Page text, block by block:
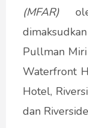
(MFAR)
Pullman
Waterfront
Hotel,
dan